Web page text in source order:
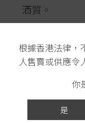
根據香港法律，
人售賣或供應令
你
是
酒質。
傳統上,化驗
步怎麼處理都
的分析都是
糖、溶解氧
關於採收都